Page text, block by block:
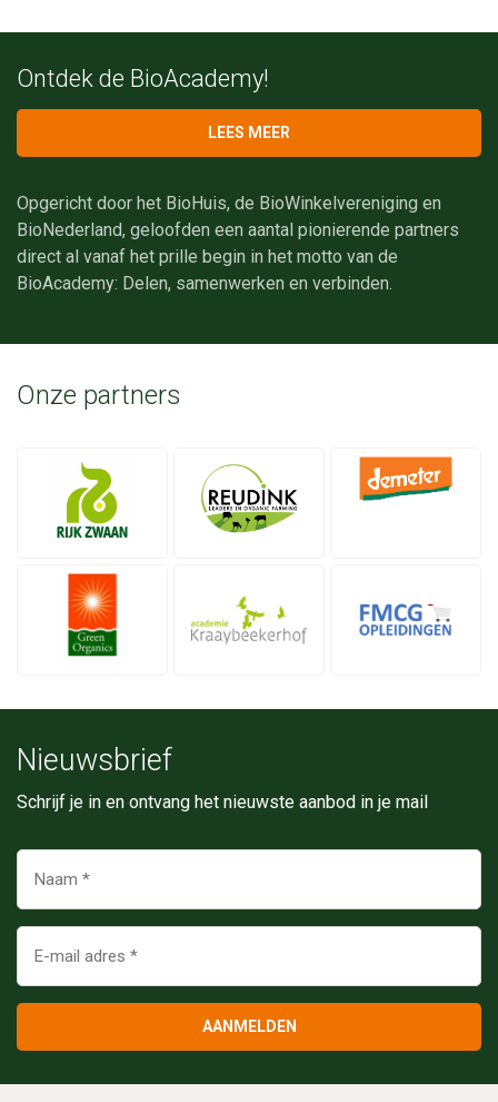
Ontdek de BioAcademy!
LEES MEER
Opgericht door het BioHuis, de BioWinkelvereniging en
BioNederland, geloofden een aantal pionierende partners
direct al vanaf het prille begin in het motto van de
BioAcademy: Delen, samenwerken en verbinden.
Onze partners
Nieuwsbrief
Schrijf je in en ontvang het nieuwste aanbod in je mail
AANMELDEN